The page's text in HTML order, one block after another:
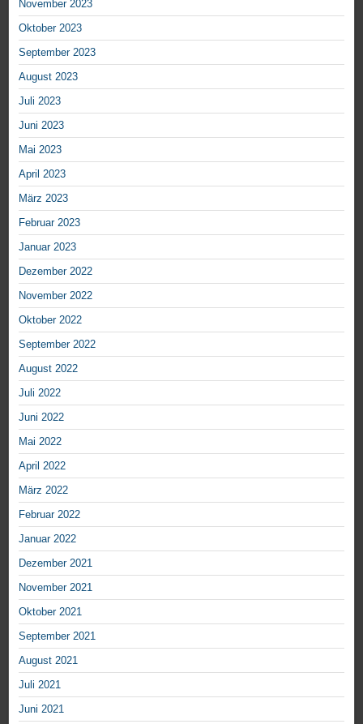
November 2023
Oktober 2023
September 2023
August 2023
Juli 2023
Juni 2023
Mai 2023
April 2023
März 2023
Februar 2023
Januar 2023
Dezember 2022
November 2022
Oktober 2022
September 2022
August 2022
Juli 2022
Juni 2022
Mai 2022
April 2022
März 2022
Februar 2022
Januar 2022
Dezember 2021
November 2021
Oktober 2021
September 2021
August 2021
Juli 2021
Juni 2021